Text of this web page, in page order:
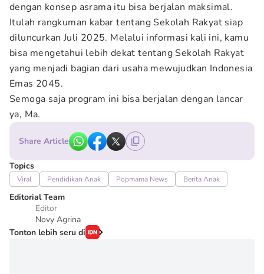
dengan konsep asrama itu bisa berjalan maksimal.
Itulah rangkuman kabar tentang Sekolah Rakyat siap
diluncurkan Juli 2025. Melalui informasi kali ini, kamu
bisa mengetahui lebih dekat tentang Sekolah Rakyat
yang menjadi bagian dari usaha mewujudkan Indonesia
Emas 2045.
Semoga saja program ini bisa berjalan dengan lancar
ya, Ma.
Share Article
Topics
Viral Pendidikan Anak Popmama News Berita Anak
Editorial Team
Editor
Novy Agrina
Tonton lebih seru di